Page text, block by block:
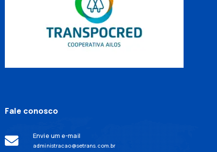
Fale conosco
Envie um e-mail
administracao@setrans.com.br